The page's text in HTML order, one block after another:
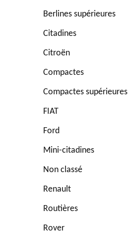
Berlines supérieures
Citadines
Citroën
Compactes
Compactes supérieures
FIAT
Ford
Mini-citadines
Non classé
Renault
Routières
Rover